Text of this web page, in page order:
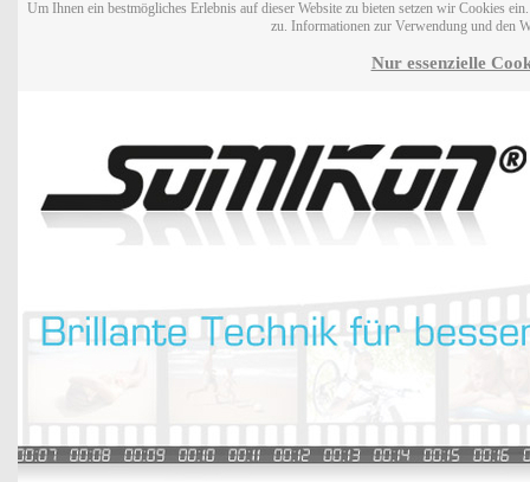
Um Ihnen ein bestmögliches Erlebnis auf dieser Website zu bieten setzen wir Cookies
zu. Informationen zur Verwendung und den
Nur essenzielle